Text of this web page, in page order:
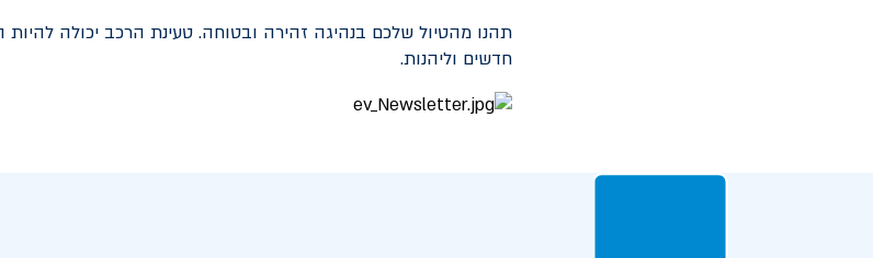
תהנו מהטיול שלכם בנהיגה זהירה ובטוחה. טעינת הרכב יכולה להיות
חדשים וליהנות.